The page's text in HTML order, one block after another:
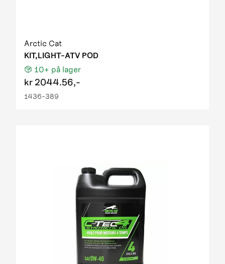
Arctic Cat
KIT,LIGHT-ATV POD
10+ på lager
kr 2044.56,-
1436-389